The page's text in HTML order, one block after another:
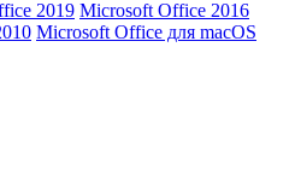
2019 Microsoft Office 2016
Microsoft Office для macOS